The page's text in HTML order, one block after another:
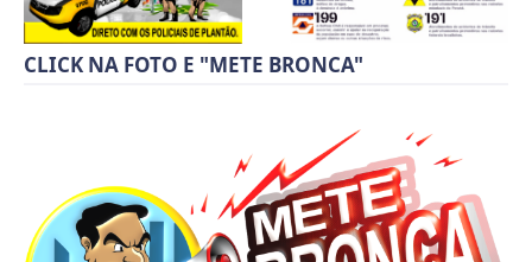
CLICK NA FOTO E "METE BRONCA"